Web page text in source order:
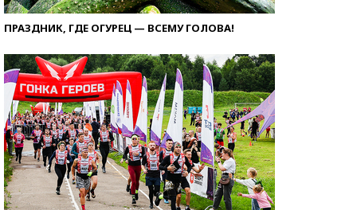
ПРАЗДНИК, ГДЕ ОГУРЕЦ — ВСЕМУ ГОЛОВА!